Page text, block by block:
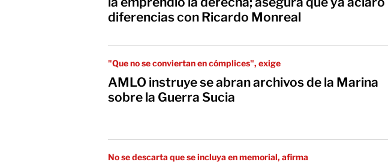
diferencias con Ricardo Monreal
"Que no se conviertan en cómplices", exige
AMLO instruye se abran archivos de la Marina
sobre la Guerra Sucia
No se descarta que se incluya en memorial, afirma